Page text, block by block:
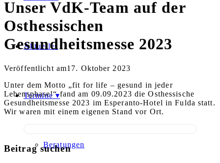
Aktuelles
Termine
Beratungen
Unser VdK-Team auf der
Osthessischen
Gesundheitsmesse 2023
Veröffentlicht am17. Oktober 2023
Unter dem Motto „fit for life – gesund in jeder
Lebensphase!“ fand am 09.09.2023 die Osthessische
Gesundheitsmesse 2023 im Esperanto-Hotel in Fulda statt.
Wir waren mit einem eigenen Stand vor Ort.
Beitrag suchen